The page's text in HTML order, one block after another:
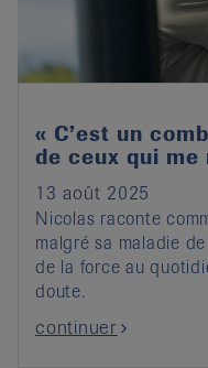
« C’est un
de ceux qui
13 août 2025
Nicolas raconte
malgré sa maladie
de la force au
doute.
continuer